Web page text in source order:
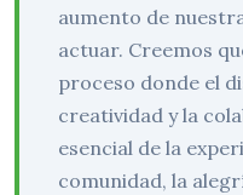
aumento de
actuar. Creemos
proceso donde el
creatividad y la
esencial de la
comunidad, la